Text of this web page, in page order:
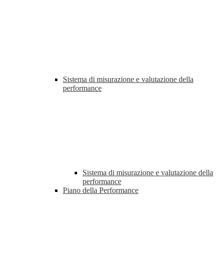
Sistema di misurazione e valutazione della
performance
Sistema di misurazione e valutazione della
performance
Piano della Performance